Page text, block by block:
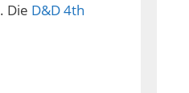
. Die D&D 4th